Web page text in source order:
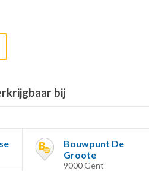
bij
Bouwpunt De
Groote
9000 Gent